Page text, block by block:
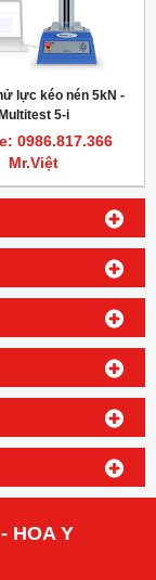
lực kéo nén 5kN -
Multitest 5-i
0986.817.366
Mr.Việt
HOA Y